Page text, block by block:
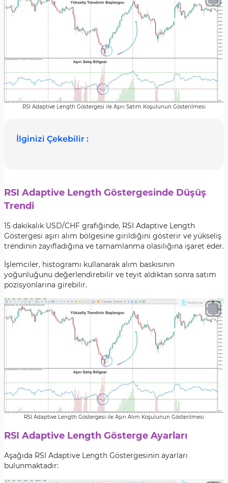
RSI Adaptive Length Göstergesi ile Aşırı Satım Koşulunun Gösterilmesi
İlginizi Çekebilir :
RSI Adaptive Length Göstergesinde Düşüş
Trendi
15 dakikalık USD/CHF grafiğinde, RSI Adaptive Length
Göstergesi aşırı alım bölgesine girildiğini gösterir ve yükseliş
trendinin zayıfladığına ve tamamlanma olasılığına işaret eder.
İşlemciler, histogramı kullanarak alım baskısının
yoğunluğunu değerlendirebilir ve teyit aldıktan sonra satım
pozisyonlarına girebilir.
RSI Adaptive Length Göstergesi ile Aşırı Alım Koşulunun Gösterilmesi
RSI Adaptive Length Gösterge Ayarları
Aşağıda RSI Adaptive Length Göstergesinin ayarları
bulunmaktadır: